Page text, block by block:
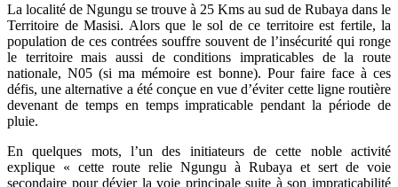
La localité de Ngungu se trouve à 25 Kms au sud de Rubaya dans le
Territoire de Masisi. Alors que le sol de ce territoire est fertile, la
population de ces contrées souffre souvent de l’insécurité qui ronge
le territoire mais aussi de conditions impraticables de la route
nationale, N05 (si ma mémoire est bonne). Pour faire face à ces
défis, une alternative a été conçue en vue d’éviter cette ligne routière
devenant de temps en temps impraticable pendant la période de
pluie.
En quelques mots, l’un des initiateurs de cette noble activité
explique « cette route relie Ngungu à Rubaya et sert de voie
secondaire pour dévier la voie principale suite à son impraticabilité